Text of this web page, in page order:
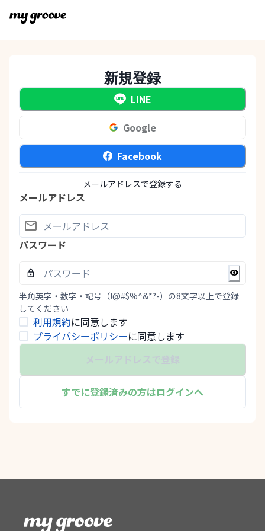
新規登録
LINE
Google
Facebook
メールアドレスで登録する
メールアドレス
パスワード
半角英字・数字・記号（!@#$%^&*?-）の8文字以上で登録
してください
利用規約に同意します
プライバシーポリシーに同意します
メールアドレスで登録
すでに登録済みの方はログインへ